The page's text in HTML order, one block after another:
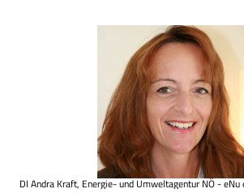
DI Andra Kraft, Energie- und Umweltagentur NÖ - eNu